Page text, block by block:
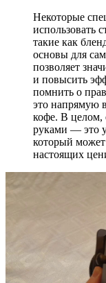
Некоторые
использовать
такие как
основы для
позволяет
и повысить
помнить о
это напрямую
кофе. В целом,
руками — это
который
настоящих